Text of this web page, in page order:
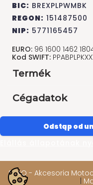
BIC: BREXPLPWMBK
REGON: 151487500
NIP: 5771165457
EURO: 96 1600 1462
Kod SWIFT:
Termék
Cégadatok
Odstąp od
SAKO - Akcesoria